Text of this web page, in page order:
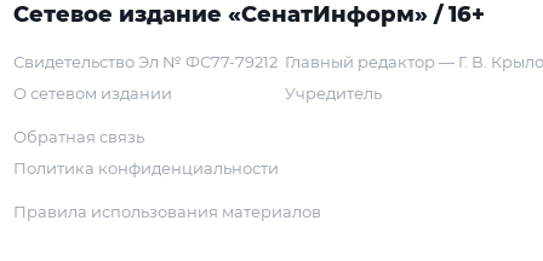
Сетевое издание «СенатИнформ» / 16+
Свидетельство Эл № ФС77-79212
О сетевом издании
Главный редактор — Г. В.
Учредитель
Обратная связь
Политика конфиденциальности
Правила использования материалов